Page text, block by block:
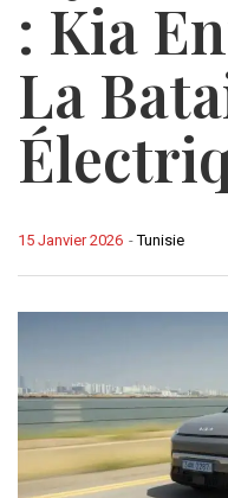
: Kia
La
-Tunisie
15 Janvier 2026